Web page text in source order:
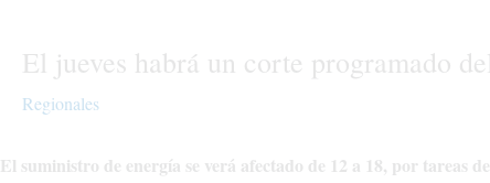
El jueves habrá un corte programado
Regionales
El suministro de energía se verá afectado de 12 a 18, por tareas